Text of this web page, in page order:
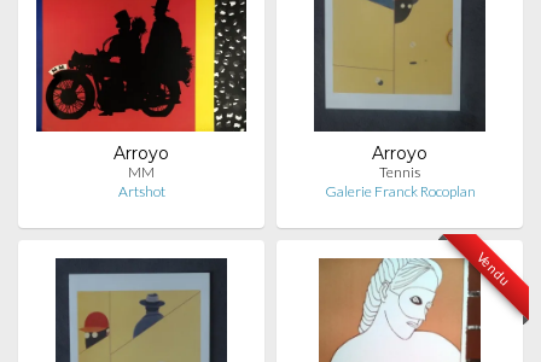
Arroyo
MM
Artshot
Arroyo
Tennis
Galerie Franck Rocoplan
Vendu